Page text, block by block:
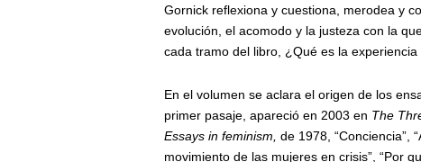
Gornick reflexiona y cuestiona, merodea y
evolución, el acomodo y la justeza con la
cada tramo del libro, ¿Qué es la experiencia
En el volumen se aclara el origen de los
primer pasaje, apareció en 2003 en The
Essays in feminism, de 1978, “Conciencia”,
movimiento de las mujeres en crisis”, “Por